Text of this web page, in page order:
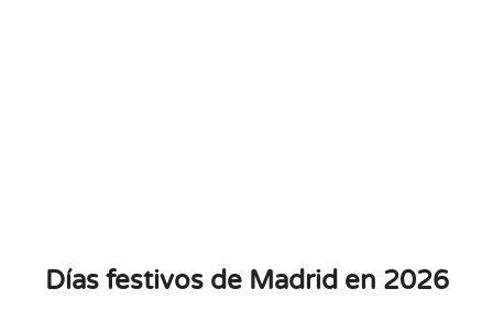
Días festivos de Madrid en 2026